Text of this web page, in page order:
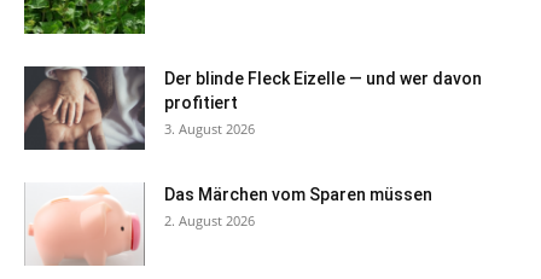
Der blinde Fleck Eizelle — und wer davon
profitiert
3. August 2026
Das Märchen vom Sparen müssen
2. August 2026